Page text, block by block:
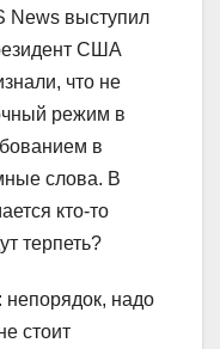
News выступил
США
что не
режим в
в
слова. В
кто-то
терпеть?
надо
стоит